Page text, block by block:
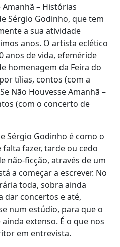
Amanhã – Histórias
Sérgio Godinho, que tem
a sua atividade
anos. O artista eclético
anos de vida, efeméride
homenagem da Feira do
tílias, contos (com a
Não Houvesse Amanhã –
(com o concerto de
Sérgio Godinho é como o
fazer, tarde ou cedo
não-ficção, através de um
a começar a escrever. No
toda, sobra ainda
dar concertos e até,
num estúdio, para que o
extenso. É o que nos
em entrevista.